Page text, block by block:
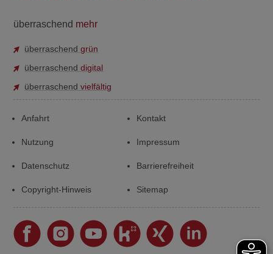
überraschend mehr
überraschendgrün
überraschenddigital
überraschendvielfältig
Anfahrt Kontakt
Nutzung Impressum
Datenschutz Barrierefreiheit
Copyright-Hinweis Sitemap